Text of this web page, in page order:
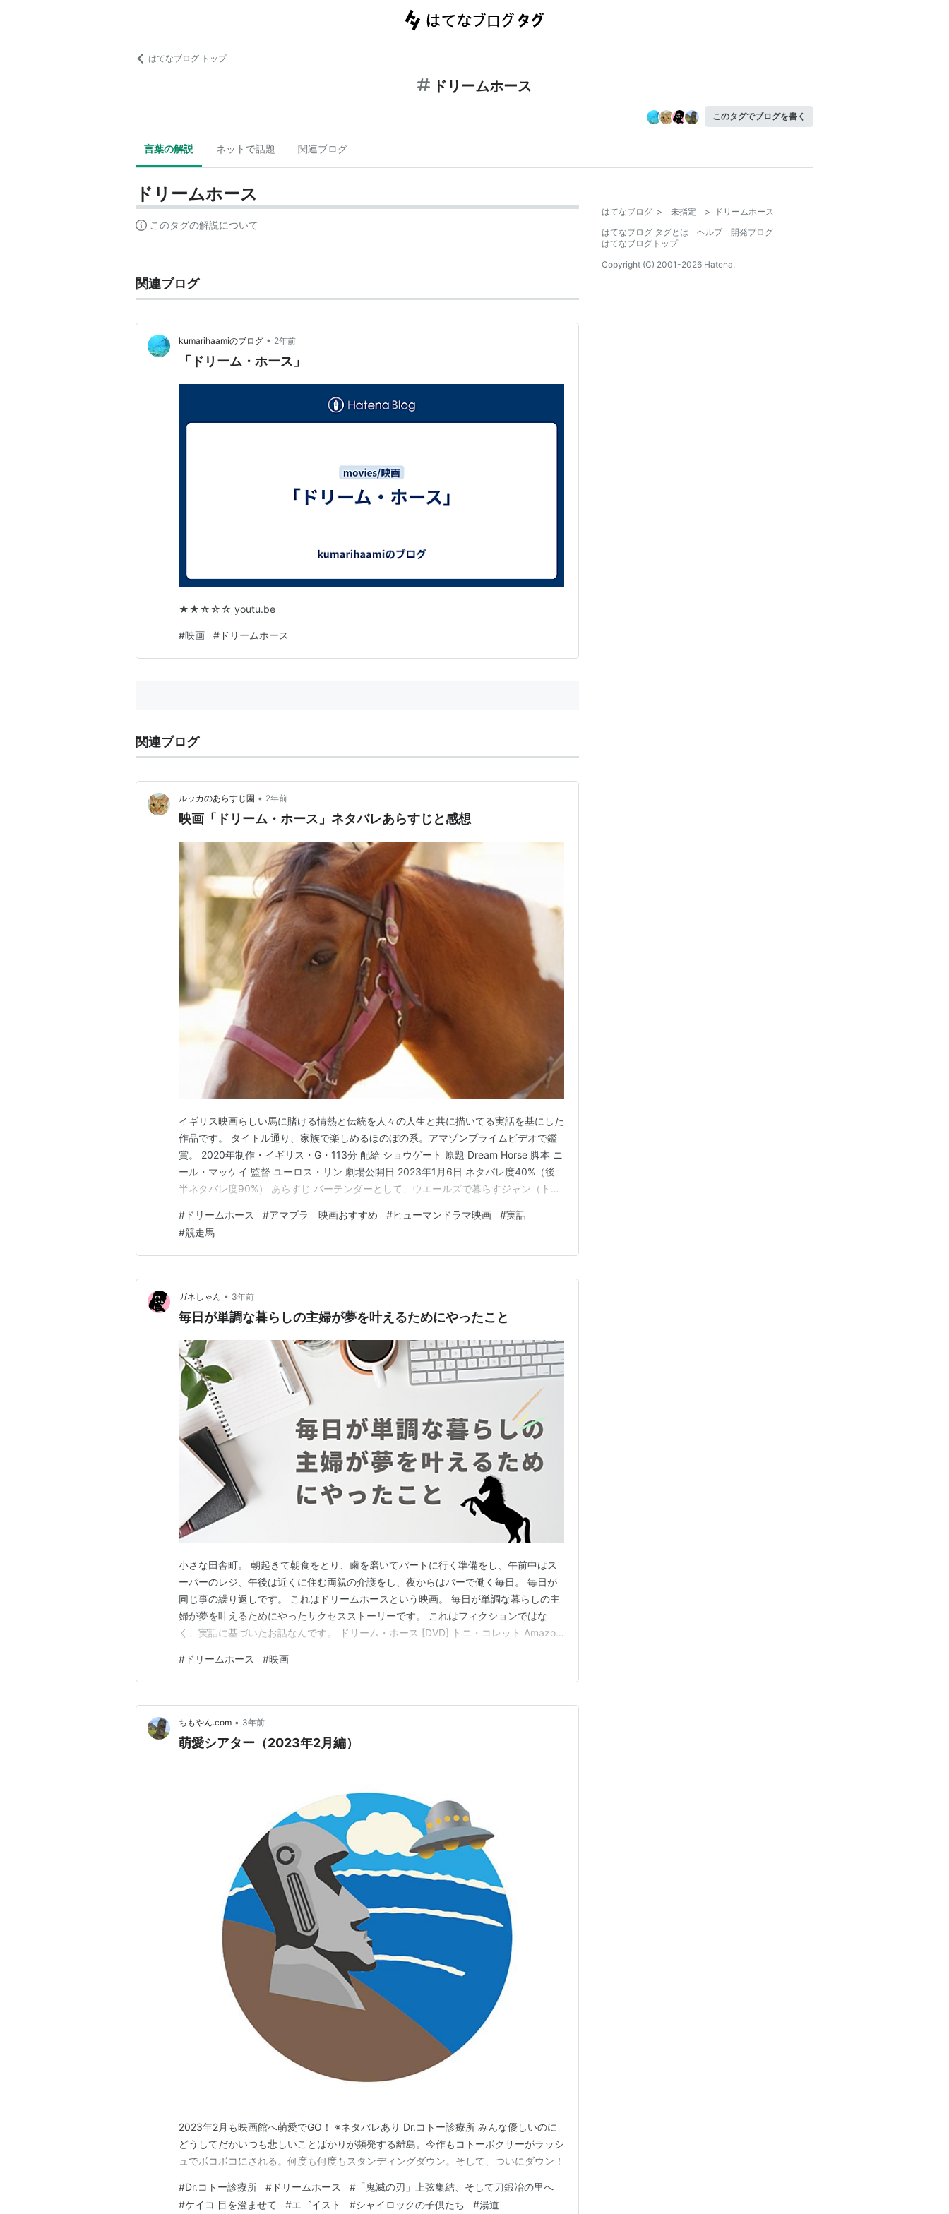
はてなブログ トップ
ドリームホース
このタグでブログを書く
言葉の解説 ネットで話題 関連ブログ
ドリームホース
このタグの解説について
関連ブログ
kumarihaamiのブログ • 2年前
「ドリーム・ホース」
★★☆☆☆ youtu.be
#映画 # ドリームホース
関連ブログ
ルッカのあらすじ園 • 2年前
映画「ドリーム・ホース」ネタバレあらすじと感想
イギリス映画らしい馬に賭ける情熱と伝統を人々の人生と共に描いてる実話を基にした
作品です。 タイトル通り、家族で楽しめるほのぼの系。アマゾンプライムビデオで鑑
賞。 2020年制作・イギリス・G・113分 配給 ショウゲート 原題 Dream Horse 脚本 ニ
ール・マッケイ 監督 ユーロス・リン 劇場公開日 2023年1月6日 ネタバレ度40%（後
半ネタバレ度90%） あらすじ バーテンダーとして、ウエールズで暮らすジャン（ト
ていたジャンは競走馬を育てることを考えつく。 資金もない彼女は周囲の協力を得
て、出資を集めて…
# ドリームホース #アマプラ 映画おすすめ #ヒューマンドラマ映画 #実話
#競走馬
ガネしゃん • 3年前
毎日が単調な暮らしの主婦が夢を叶えるためにやったこと
小さな田舎町。 朝起きて朝食をとり、歯を磨いてパートに行く準備をし、午前中はス
ーパーのレジ、午後は近くに住む両親の介護をし、夜からはバーで働く毎日。 毎日が
同じ事の繰り返しです。 これはドリームホースという映画。 毎日が単調な暮らしの主
婦が夢を叶えるためにやったサクセスストーリーです。 これはフィクションではな
く、実話に基づいたお話なんです。 ドリーム・ホース [DVD] トニ・コレット Amazon
きで行動したこと 「毎日目覚めた時にワクワクしたものが欲しい。人生が変わると思
わせてくれるような何か」 何歳にな…
# ドリームホース #映画
ちもやん.com • 3年前
萌愛シアター（2023年2月編）
2023年2月も映画館へ萌愛でGO！ ※ネタバレあり Dr.コトー診療所 みんな優しいのに
どうしてだかいつも悲しいことばかりが頻発する離島。今作もコトーボクサーがラッシ
ュでボコボコにされる。何度も何度もスタンディングダウン。そして、ついにダウン！
#Dr.コトー診療所 # ドリームホース # 「鬼滅の刃」上弦集結、そして刀鍛冶の里へ
#ケイコ 目を澄ませて #エゴイスト #シャイロックの子供たち #湯道
はてなブログ > 未指定 >
ドリームホース
はてなブログ タグとは
ヘルプ
開発ブログ
はてなブログトップ
Copyright (C) 2001-2026 Hatena.